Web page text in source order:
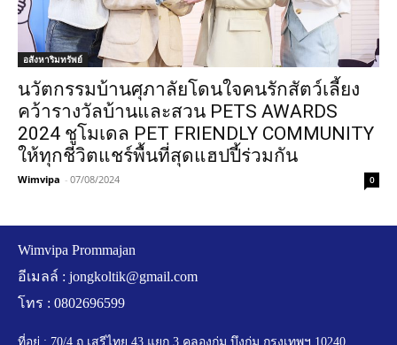
อสังหาริมทรัพย์
นวัตกรรมบ้านศุภาลัยโดนใจคนรักสัตว์เลี้ยง
คว้ารางวัลบ้านและสวน PETS AWARDS
2024 ชูโมเดล PET FRIENDLY COMMUNITY
ให้ทุกชีวิตแชร์พื้นที่สุดแฮปปี้ร่วมกัน
Wimvipa - 07/08/2024 0
Wimvipa Prommajan
อีเมลล์ : jongkoltik@gmail.com
โทร : 0802696599
ที่อยู่ : 70/4 ถ.เสรีไทย 43 แยก 3 คลองกุ่ม บึงกุ่ม กรุงเทพฯ 10240